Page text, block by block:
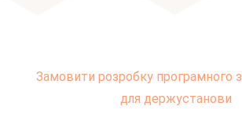
Замовити розробку програмного
для держустанови